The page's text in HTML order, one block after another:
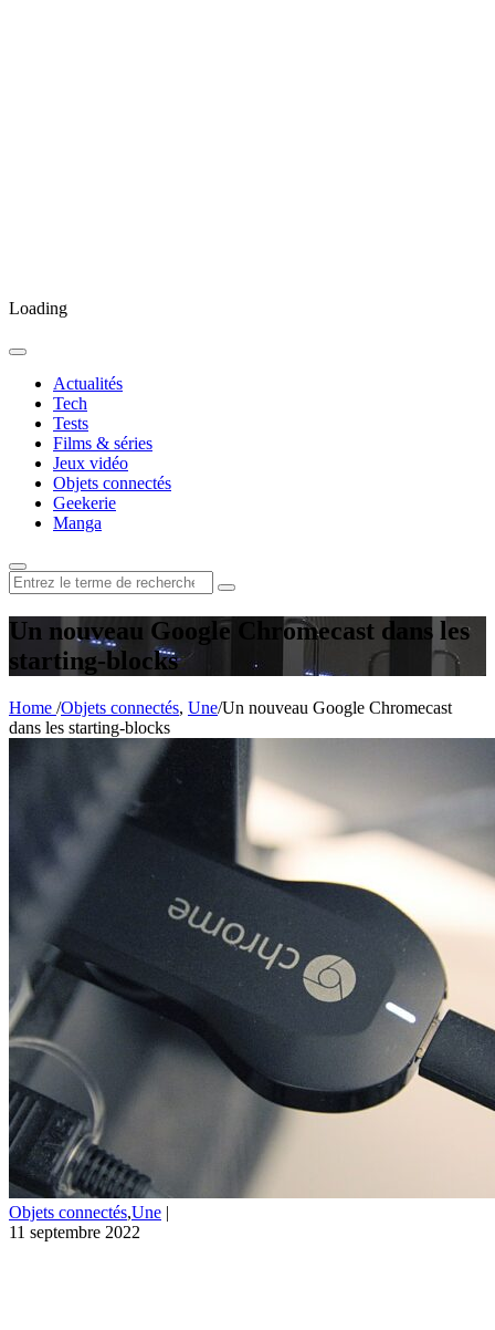
Loading
Actualités
Tech
Tests
Films & séries
Jeux vidéo
Objets connectés
Geekerie
Manga
Rechercher
:
Un nouveau Google Chromecast dans les
starting-blocks
Home /Objets connectés, Une/Un nouveau Google Chromecast
dans les starting-blocks
Objets connectés,Une |
11 septembre 2022